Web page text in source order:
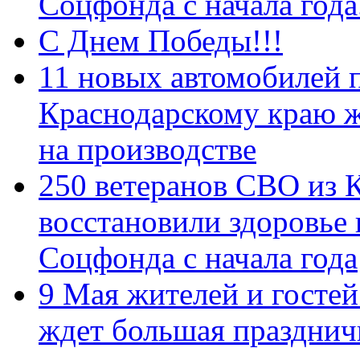
С Днем Победы!!!
11 новых автомобилей
Краснодарскому краю
на производстве
250 ветеранов СВО из
восстановили
Соцфонда с начала года
9 Мая жителей и
ждет большая